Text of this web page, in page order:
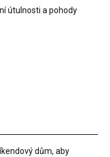
útulnosti a pohody
dům, aby